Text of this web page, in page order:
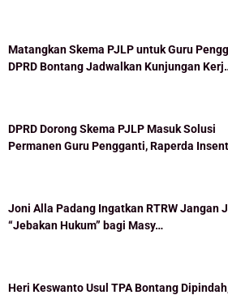
Matangkan Skema PJLP untuk Guru
DPRD Bontang Jadwalkan Kunjungan
DPRD Dorong Skema PJLP Masuk Solusi
Permanen Guru Pengganti, Raperda
Joni Alla Padang Ingatkan RTRW Jangan
“Jebakan Hukum” bagi Masy…
Heri Keswanto Usul TPA Bontang